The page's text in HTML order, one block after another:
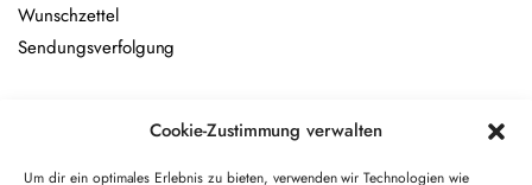
Cookie-Zustimmung verwalten
Um dir ein optimales Erlebnis zu bieten, verwenden wir Technologien wie
Wunschzettel
Sendungsverfolgung